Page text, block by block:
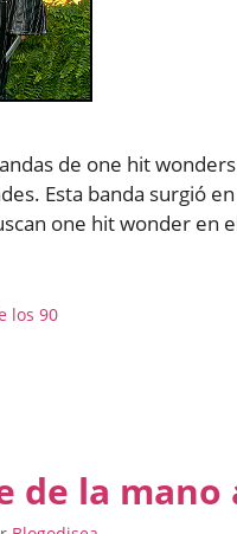
de one hit
Esta banda surgió
one hit wonder
los 90
de la mano